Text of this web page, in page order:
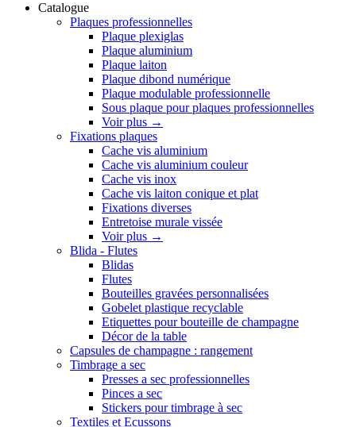
Catalogue
Plaques professionnelles
Plaque plexiglas
Plaque aluminium
Plaque laiton
Plaque dibond numérique
Plaque modulable professionnelle
Sous plaque pour plaques professionnelles
Voir plus →
Fixations plaques
Cache vis aluminium
Cache vis aluminium couleur
Cache vis inox
Cache vis laiton conique et plat
Fixations diverses
Entretoise murale vissée
Voir plus →
Blida - Flutes
Blidas
Flutes
Bouteilles gravées personnalisées
Gobelet plastique recyclable
Etiquettes pour bouteille de champagne
Décor de la table
Capsules de champagne : rangement
Timbrage a sec
Presses a sec professionnelles
Pinces a sec
Stickers pour timbrage à sec
Textiles et Ecussons